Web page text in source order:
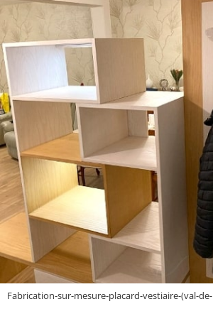
Fabrication-sur-mesure-placard-vestiaire-(val-